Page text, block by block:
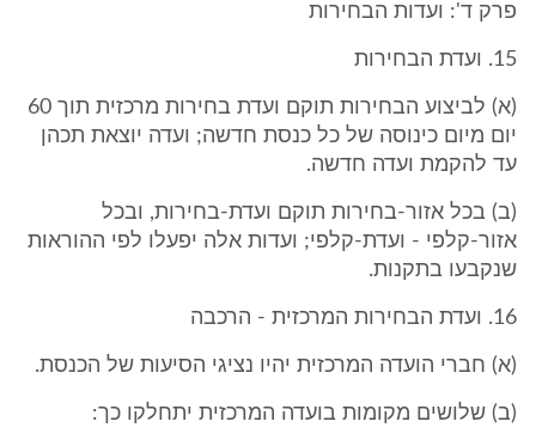
פרק ד': ועדות הבחירות
15. ועדת הבחירות
(א) לביצוע הבחירות תוקם ועדת בחירות מרכזית תוך 60
יום מיום כינוסה של כל כנסת חדשה; ועדה יוצאת תכהן
עד להקמת ועדה חדשה.
(ב) בכל אזור-בחירות תוקם ועדת-בחירות, ובכל
אזור-קלפי - ועדת-קלפי; ועדות אלה יפעלו לפי ההוראות
שנקבעו בתקנות.
16. ועדת הבחירות המרכזית - הרכבה
(א) חברי הועדה המרכזית יהיו נציגי הסיעות של הכנסת.
(ב) שלושים מקומות בועדה המרכזית יתחלקו כך: